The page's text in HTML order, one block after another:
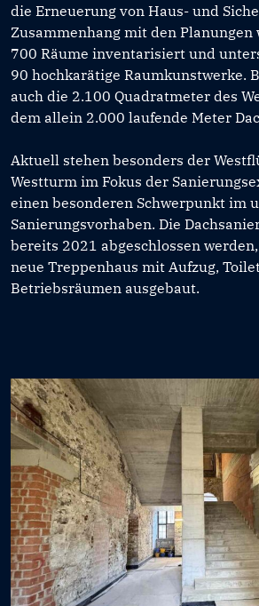
die Erneuerung von Haus- und
Zusammenhang mit den
700 Räume inventarisiert und
90 hochkarätige Raumkunstwerke.
auch die 2.100 Quadratmeter des
dem allein 2.000 laufende Meter
Aktuell stehen besonders der
Westturm im Fokus der
einen besonderen Schwerpunkt im
Sanierungsvorhaben. Die
bereits 2021 abgeschlossen
neue Treppenhaus mit Aufzug,
Betriebsräumen ausgebaut.